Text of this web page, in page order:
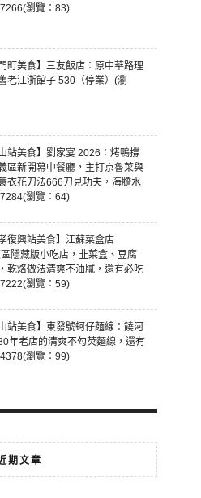
瀏覽：83)
町美食】三友飯店：原中華路理
老江浙館子 530（停業）(瀏
站美食】劉家宴 2026：烤鴨撐
區新開幕中餐廳，主打京魯菜與
衣花刀法666刀見功夫，海膽水
瀏覽：64)
復興站美食】江蘇菜盒店
隱藏版小吃店，韭菜盒、豆腐
乾烙做法清爽不油膩，還有必吃
瀏覽：59)
站美食】東發號蚵仔麵線：饒河
年老店的清爽不勾芡麵線，還有
瀏覽：99)
期文章